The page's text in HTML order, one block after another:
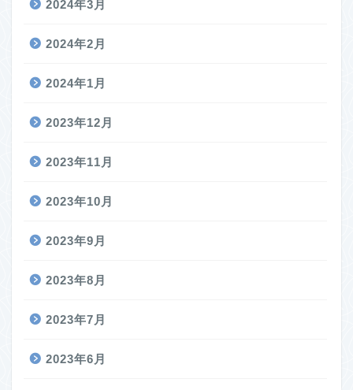
2024年3月
2024年2月
2024年1月
2023年12月
2023年11月
2023年10月
2023年9月
2023年8月
2023年7月
2023年6月